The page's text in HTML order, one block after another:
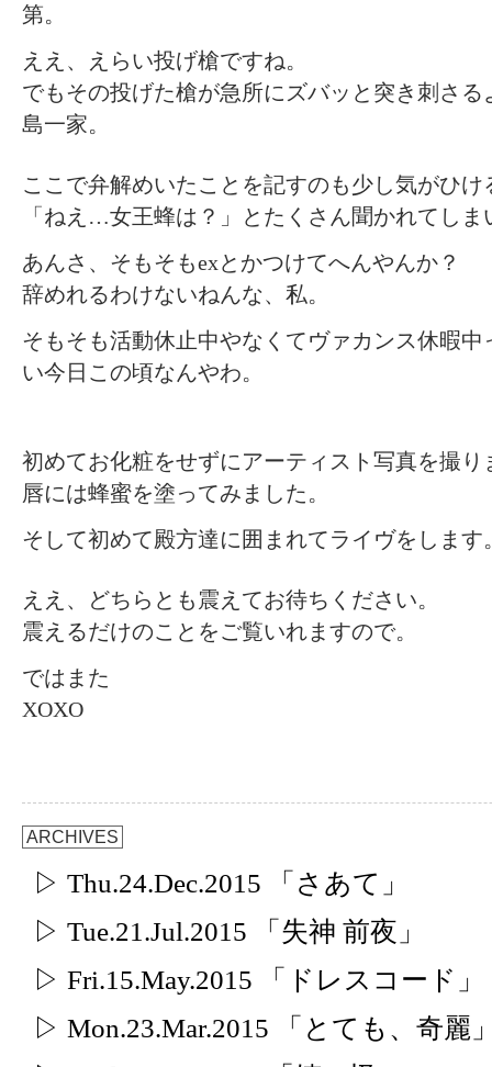
第。
ええ、えらい投げ槍ですね。
でもその投げた槍が急所にズバッと突き刺さる
島一家。
ここで弁解めいたことを記すのも少し気がひ
「ねえ…女王蜂は？」とたくさん聞かれてしま
あんさ、そもそもexとかつけてへんやんか？
辞めれるわけないねんな、私。
そもそも活動休止中やなくてヴァカンス休暇中
い今日この頃なんやわ。
初めてお化粧をせずにアーティスト写真を撮り
唇には蜂蜜を塗ってみました。
そして初めて殿方達に囲まれてライヴをします
ええ、どちらとも震えてお待ちください。
震えるだけのことをご覧いれますので。
ではまた
XOXO
ARCHIVES
▷ Thu.24.Dec.2015 「さあて」
▷ Tue.21.Jul.2015 「失神 前夜」
▷ Fri.15.May.2015 「ドレスコード」
▷ Mon.23.Mar.2015 「とても、奇麗